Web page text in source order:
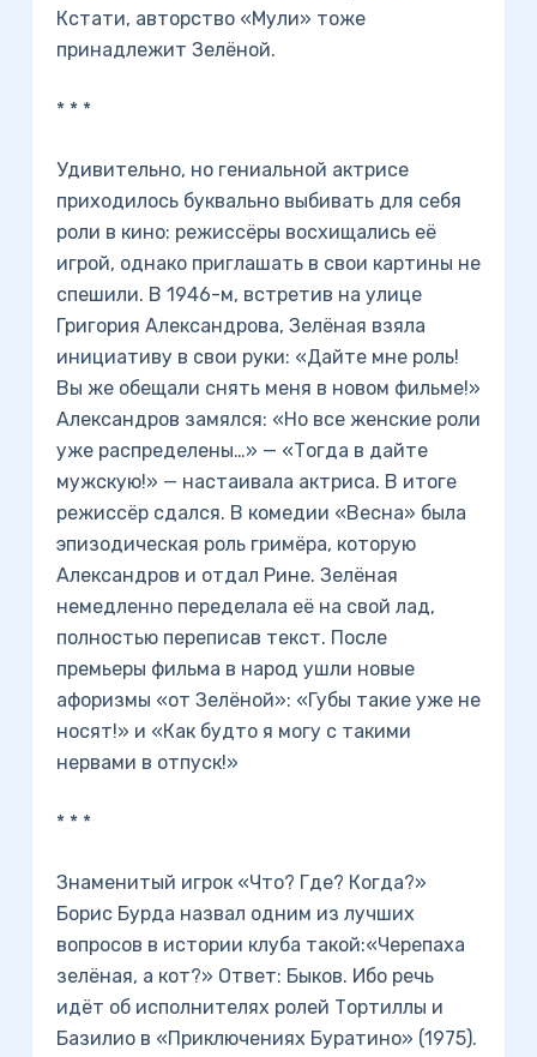
Кстати, авторство «Мули» тоже
принадлежит Зелёной.
* * *
Удивительно, но гениальной актрисе
приходилось буквально выбивать для себя
роли в кино: режиссёры восхищались её
игрой, однако приглашать в свои картины не
спешили. В 1946-м, встретив на улице
Григория Александрова, Зелёная взяла
инициативу в свои руки: «Дайте мне роль!
Вы же обещали снять меня в новом фильме!»
Александров замялся: «Но все женские роли
уже распределены…» — «Тогда в дайте
мужскую!» — настаивала актриса. В итоге
режиссёр сдался. В комедии «Весна» была
эпизодическая роль гримёра, которую
Александров и отдал Рине. Зелёная
немедленно переделала её на свой лад,
полностью переписав текст. После
премьеры фильма в народ ушли новые
афоризмы «от Зелёной»: «Губы такие уже не
носят!» и «Как будто я могу с такими
нервами в отпуск!»
* * *
Знаменитый игрок «Что? Где? Когда?»
Борис Бурда назвал одним из лучших
вопросов в истории клуба такой:«Черепаха
зелёная, а кот?» Ответ: Быков. Ибо речь
идёт об исполнителях ролей Тортиллы и
Базилио в «Приключениях Буратино» (1975).